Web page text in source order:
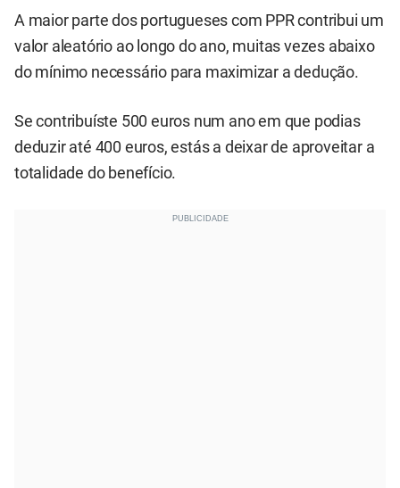
A maior parte dos portugueses com PPR contribui um
valor aleatório ao longo do ano, muitas vezes abaixo
do mínimo necessário para maximizar a dedução.
Se contribuíste 500 euros num ano em que podias
deduzir até 400 euros, estás a deixar de aproveitar a
totalidade do benefício.